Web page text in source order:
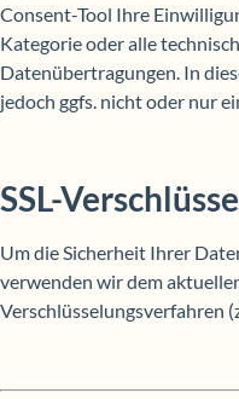
Consent-Tool Ihre
Kategorie oder alle
Datenübertragungen. In
jedoch ggfs. nicht oder nur
SSL-
Um die Sicherheit Ihrer
verwenden wir dem
Verschlüsselungsverfahren